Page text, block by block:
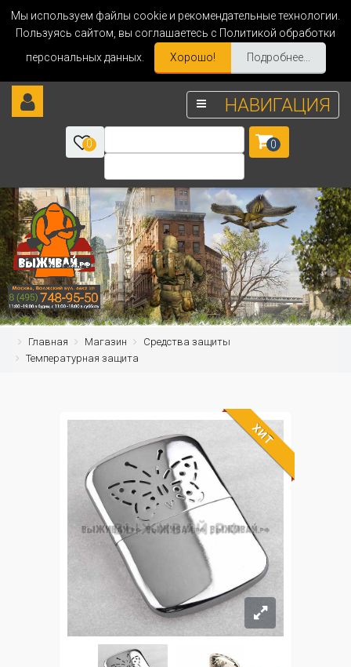
Мы используем файлы cookie и рекомендательные технологии.
Пользуясь сайтом, вы соглашаетесь с Политикой обработки
персональных данных.
Хорошо! Подробнее...
НАВИГАЦИЯ
0 0
Главная Магазин
Средства защиты
Температурная защита
ХИТ